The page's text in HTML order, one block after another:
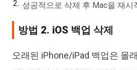
성공적으로 삭제 후 Mac을 재시
방법 2. iOS 백업 삭제
오래된 iPhone/iPad 백업은 몰